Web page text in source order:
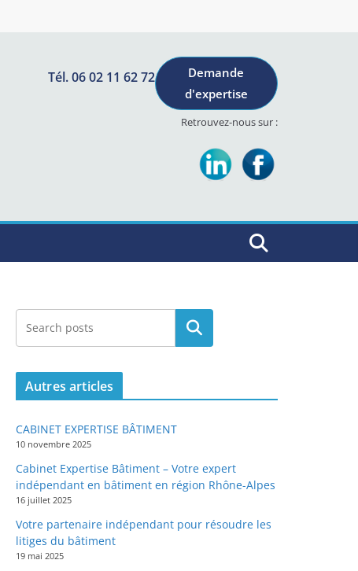
Tél. 06 02 11 62 72
Demande
d'expertise
Retrouvez-nous sur :
Rechercher
Autres articles
CABINET EXPERTISE BÂTIMENT
10 novembre 2025
Cabinet Expertise Bâtiment – Votre expert
indépendant en bâtiment en région Rhône-Alpes
16 juillet 2025
Votre partenaire indépendant pour résoudre les
litiges du bâtiment
19 mai 2025